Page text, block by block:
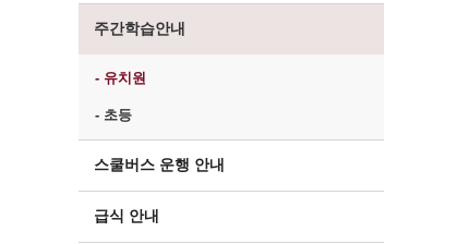
주간학습안내
- 유치원
- 초등
스쿨버스 운행 안내
급식 안내